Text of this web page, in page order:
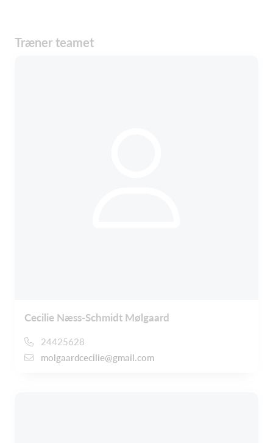
Træner teamet
Cecilie Næss-Schmidt Mølgaard
24425628
molgaardcecilie@gmail.com